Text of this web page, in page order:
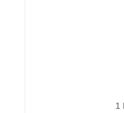
1